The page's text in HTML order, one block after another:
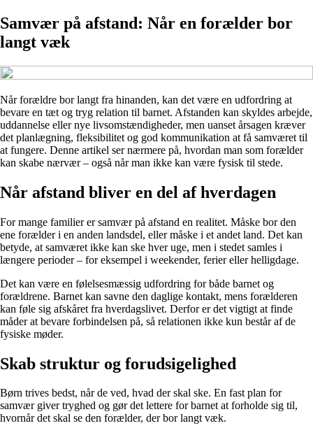
Samvær på afstand: Når en forælder bor
langt væk
Når forældre bor langt fra hinanden, kan det være en udfordring at
bevare en tæt og tryg relation til barnet. Afstanden kan skyldes arbejde,
uddannelse eller nye livsomstændigheder, men uanset årsagen kræver
det planlægning, fleksibilitet og god kommunikation at få samværet til
at fungere. Denne artikel ser nærmere på, hvordan man som forælder
kan skabe nærvær – også når man ikke kan være fysisk til stede.
Når afstand bliver en del af hverdagen
For mange familier er samvær på afstand en realitet. Måske bor den
ene forælder i en anden landsdel, eller måske i et andet land. Det kan
betyde, at samværet ikke kan ske hver uge, men i stedet samles i
længere perioder – for eksempel i weekender, ferier eller helligdage.
Det kan være en følelsesmæssig udfordring for både barnet og
forældrene. Barnet kan savne den daglige kontakt, mens forælderen
kan føle sig afskåret fra hverdagslivet. Derfor er det vigtigt at finde
måder at bevare forbindelsen på, så relationen ikke kun består af de
fysiske møder.
Skab struktur og forudsigelighed
Børn trives bedst, når de ved, hvad der skal ske. En fast plan for
samvær giver tryghed og gør det lettere for barnet at forholde sig til,
hvornår det skal se den forælder, der bor langt væk.